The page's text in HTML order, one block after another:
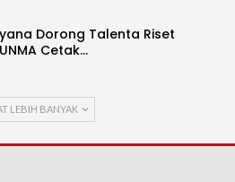
Dorong Talenta Riset
Cetak…
LEBIH BANYAK